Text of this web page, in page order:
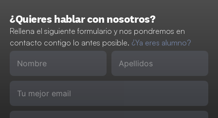
¿Quieres hablar con nosotros?
Rellena el siguiente formulario y nos pondremos en
contacto contigo lo antes posible. ¿Ya eres alumno?